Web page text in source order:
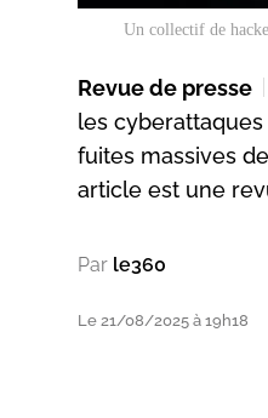
Un collectif de
Revue de presse
les
fuites massives
article est une
Par le360
Le 21/08/2025 à 19h18